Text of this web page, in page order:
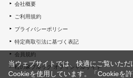
会社概要
ご利用規約
プライバシーポリシー
特定商取引法に基づく表記
会員規約
杜の家ブルック オフィシャルサイト
当ウェブサイトでは、快適にご覧いただ
Cookieを使用しています。「Cookieを許